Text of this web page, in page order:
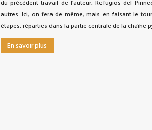
du précédent travail de l’auteur, Refugios del
autres. Ici, on fera de même, mais en faisant le
étapes, réparties dans la partie centrale de la chaîne
En savoir plus